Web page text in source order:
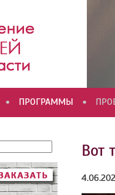
• ПРОГРАММЫ •
Вот